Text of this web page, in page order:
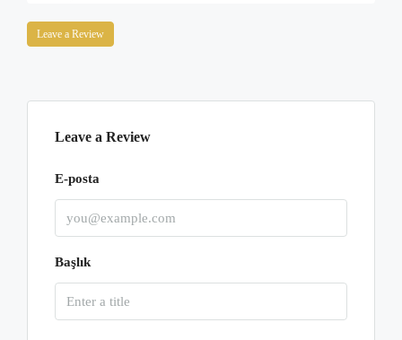
Leave a Review
Leave a Review
E-posta
Başlık